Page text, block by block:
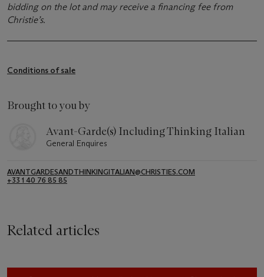
bidding on the lot and may receive a financing fee from
Christie’s.
Conditions of sale
Brought to you by
Avant-Garde(s) Including Thinking Italian
General Enquires
AVANTGARDESANDTHINKINGITALIAN@CHRISTIES.COM
+33 1 40 76 85 85
Related articles